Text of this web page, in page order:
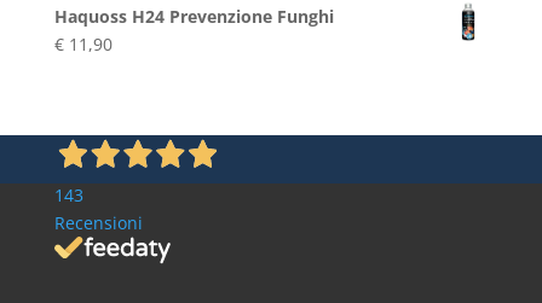
€ 8,90.€ 7,90.
prezzo:
€ 1,19
Haquoss H24 Prevenzione Funghi
€11,90
143
Recensioni